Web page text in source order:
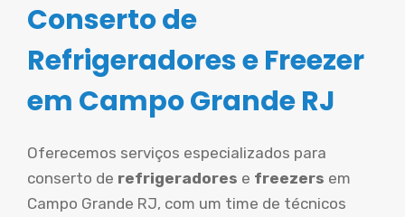
Conserto de
Refrigeradores e Freezer
em Campo Grande RJ
Oferecemos serviços especializados para
conserto de refrigeradores e freezers em
Campo Grande RJ, com um time de técnicos